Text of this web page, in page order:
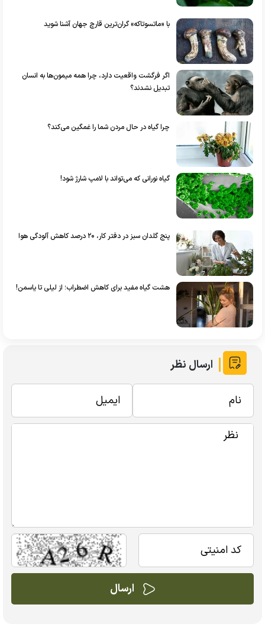
با «ماتسوتاکه» گران‌ترین قارچ جهان آشنا شوید
اگر فرگشت واقعیت دارد، چرا همه میمون‌ها به انسان
تبدیل نشدند؟
چرا گیاه در حال مردن شما را غمگین می‌کند؟
گیاه نورانی که می‌تواند با لامپ شارژ شود!
پنج گلدان سبز در دفتر کار، ۲۰ درصد کاهش آلودگی هوا
هشت گیاه مفید برای کاهش اضطراب؛ از لیلی تا یاسمن!
ارسال نظر